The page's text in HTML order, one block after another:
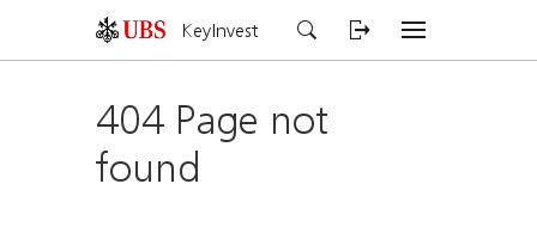
KeyInvest
404 Page not
found